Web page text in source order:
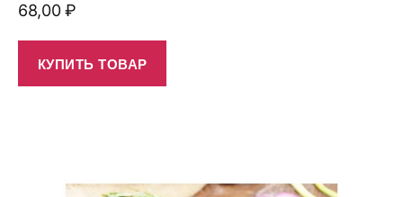
68,00₽
КУПИТЬ ТОВАР